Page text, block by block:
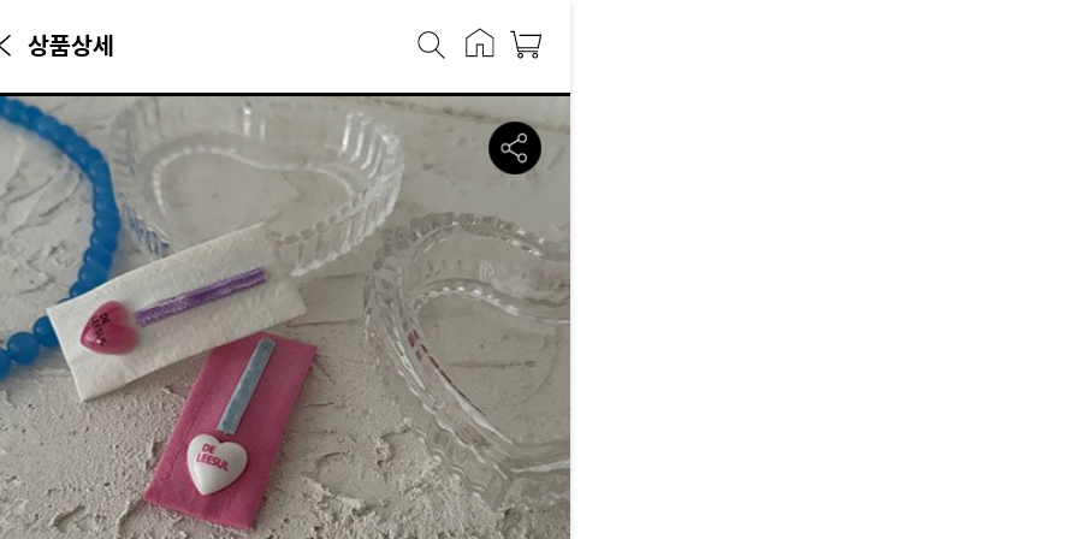
상품상세
드이설 라모 딱핀
카테고리에서 만나볼 수 있는 상품으로, 캐리마켓에서 7,600원에 판매 중입니다.